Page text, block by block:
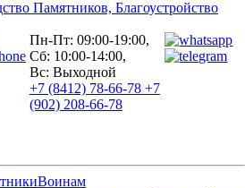
Памятников, Благоустройство
Пн-Пт: 09:00-19:00,
Сб: 10:00-14:00,
Вс: Выходной
+7 (8412) 78-66-78 +7
(902) 208-66-78
Воинам